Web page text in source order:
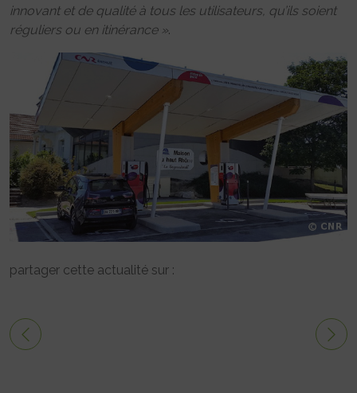
innovant et de qualité à tous les utilisateurs, qu’ils soient
réguliers ou en itinérance ».
partager cette actualité sur :